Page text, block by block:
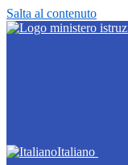
Salta al contenuto
Italiano